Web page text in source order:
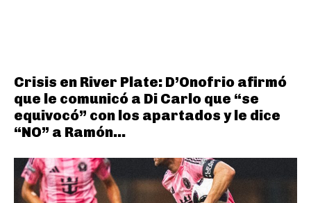
Crisis en River Plate: D’Onofrio afirmó
que le comunicó a Di Carlo que “se
equivocó” con los apartados y le dice
“NO” a Ramón...